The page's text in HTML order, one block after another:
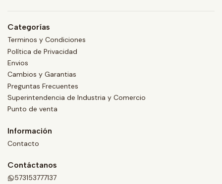
Categorías
Terminos y Condiciones
Política de Privacidad
Envios
Cambios y Garantias
Preguntas Frecuentes
Superintendencia de Industria y Comercio
Punto de venta
Información
Contacto
Contáctanos
573153777137